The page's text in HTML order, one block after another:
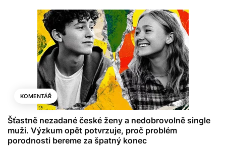
KOMENTÁŘ
Šťastně nezadané české ženy a nedobrovolně single
muži. Výzkum opět potvrzuje, proč problém
porodnosti bereme za špatný konec